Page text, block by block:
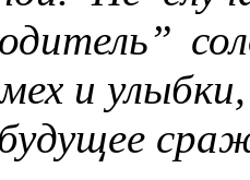
и